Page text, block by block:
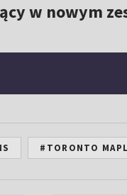
w nowym
#TORONTO